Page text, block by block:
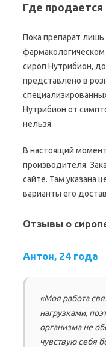
Где продается
Пока препарат
фармакологическом
сироп Нутрибион,
представлено в
Нутрибион от
нельзя.
В настоящий
производителя.
сайте. Там указана
варианты его
Отзывы о
Антон, 24 года
«Моя работа
нагрузками,
организма не
чувствую себя